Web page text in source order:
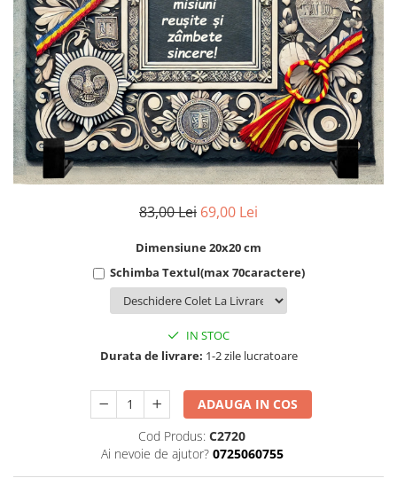
Cadouri Fiu/Fiică
Cadouri Bunici
Cadouri Cumnați
Cadouri Pisici/Câini
Cadouri Meserii&Hobby
Cadouri Apicultori
Cadouri Doctori/Asistente
Cadouri Farmacisti
Cadouri Motociclisti
83,00 Lei 69,00 Lei
Dimensiune 20x20 cm
Schimba Textul(max 70caractere)
IN STOC
Durata de livrare: 1-2 zile lucratoare
ADAUGA IN COS
Cod Produs: C2720
Ai nevoie de ajutor? 0725060755